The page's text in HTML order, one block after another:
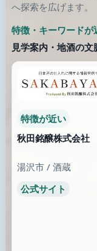
へ探索を広げます。
特徴・キーワードが
見学案内・地酒の文
特徴が近い
秋田銘醸株式会社
湯沢市 / 酒蔵
公式サイト